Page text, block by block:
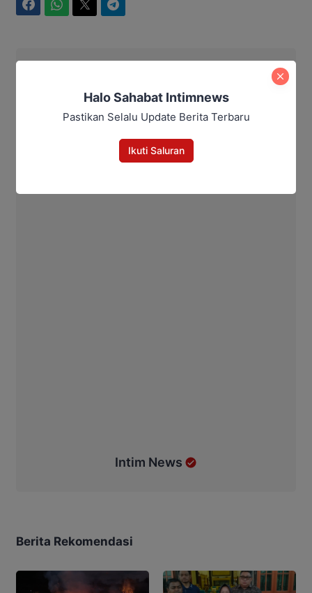
Intim News
Berita Rekomendasi
Halo Sahabat Intimnews
Pastikan Selalu Update Berita Terbaru
Ikuti Saluran